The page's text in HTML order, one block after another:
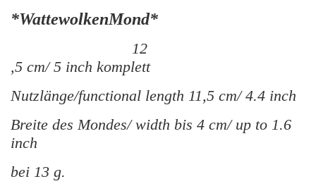
*WattewolkenMond*
12
,5 cm/ 5 inch komplett
Nutzlänge/functional length 11,5 cm/ 4.4 inch
Breite des Mondes/ width bis 4 cm/ up to 1.6
inch
bei 13 g.